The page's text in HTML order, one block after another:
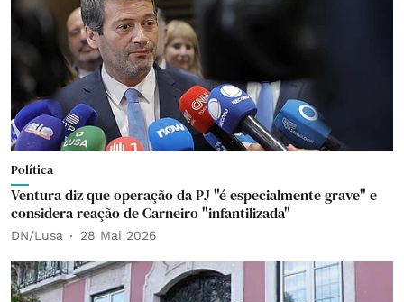
Política
Ventura diz que operação da PJ "é especialmente grave" e
considera reação de Carneiro "infantilizada"
DN/Lusa 28 Mai 2026